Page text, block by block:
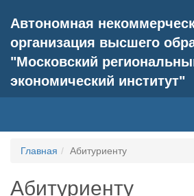
Автономная
организация высшего
"Московский
экономический институт"
Главная
Абитуриенту
Абитуриенту